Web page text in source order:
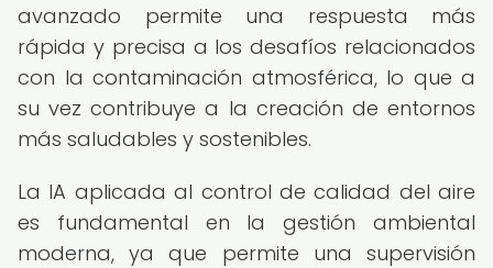
avanzado permite una respuesta más
rápida y precisa a los desafíos relacionados
con la contaminación atmosférica, lo que a
su vez contribuye a la creación de entornos
más saludables y sostenibles.
La IA aplicada al control de calidad del aire
es fundamental en la gestión ambiental
moderna, ya que permite una supervisión